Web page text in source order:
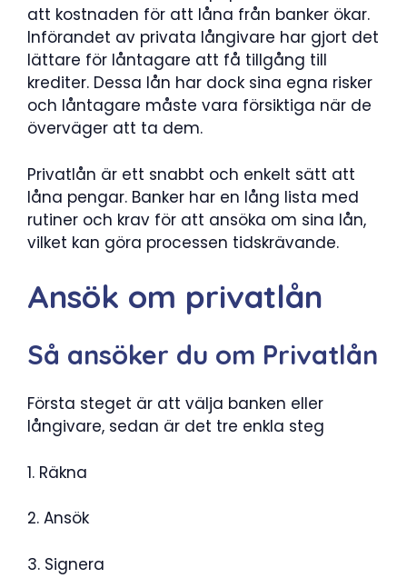
att kostnaden för att låna från banker ökar.
Införandet av privata långivare har gjort det
lättare för låntagare att få tillgång till
krediter. Dessa lån har dock sina egna risker
och låntagare måste vara försiktiga när de
överväger att ta dem.
Privatlån är ett snabbt och enkelt sätt att
låna pengar. Banker har en lång lista med
rutiner och krav för att ansöka om sina lån,
vilket kan göra processen tidskrävande.
Ansök om privatlån
Så ansöker du om Privatlån
Första steget är att välja banken eller
långivare, sedan är det tre enkla steg
1. Räkna
2. Ansök
3. Signera